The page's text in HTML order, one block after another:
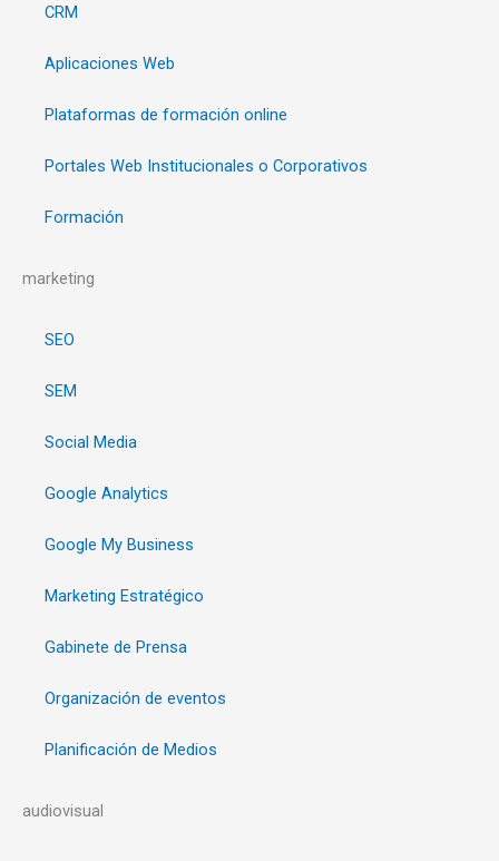
CRM
Aplicaciones Web
Plataformas de formación online
Portales Web Institucionales o Corporativos
Formación
marketing
SEO
SEM
Social Media
Google Analytics
Google My Business
Marketing Estratégico
Gabinete de Prensa
Organización de eventos
Planificación de Medios
audiovisual